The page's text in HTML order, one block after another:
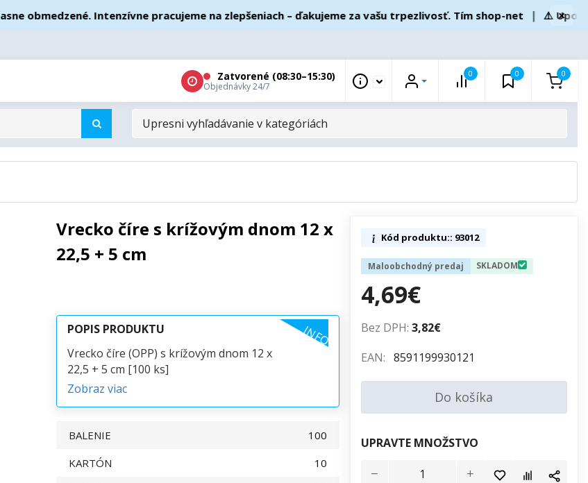
Intenzívne pracujeme na zlepšeniach – ďakujeme za vašu trpezlivosť. Tím shop-net❘⚠️ ×
Zatvorené (08:30–15:30)
Objednávky 24/7
0 0 0
UPRESNI
VYHĽADÁVANIE
Vrecko číre s krížovým dnom 12 x
22,5 + 5 cm
POPIS PRODUKTU INFO
Vrecko číre (OPP) s krížovým dnom 12 x
22,5 + 5 cm [100 ks]
Zobraz viac
BALENIE
100
KARTÓN
10
Kód produktu:: 93012
Maloobchodný predaj SKLADOM
4,69€
Bez DPH: 3,82€
EAN: 8591199930121
Do košíka
UPRAVTE MNOŽSTVO